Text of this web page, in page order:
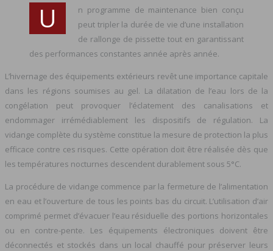
U
n programme de maintenance bien conçu
peut tripler la durée de vie d’une installation
de rallonge de pissette tout en garantissant
des performances constantes année après année.
L’hivernage des équipements extérieurs revêt une importance capitale
dans les régions soumises au gel. La dilatation de l’eau lors de la
congélation peut provoquer l’éclatement des canalisations et
endommager irrémédiablement les dispositifs de régulation. La
vidange complète du système constitue la mesure de protection la plus
efficace contre ces risques. Cette opération doit être réalisée dès que
les températures nocturnes descendent durablement sous 5°C.
La procédure de vidange commence par la fermeture de l’alimentation
en eau et l’ouverture de tous les points bas du circuit. L’utilisation d’air
comprimé permet d’évacuer l’eau résiduelle des portions horizontales
ou en contre-pente. Les équipements électroniques doivent être
déconnectés et stockés dans un local chauffé pour préserver leurs